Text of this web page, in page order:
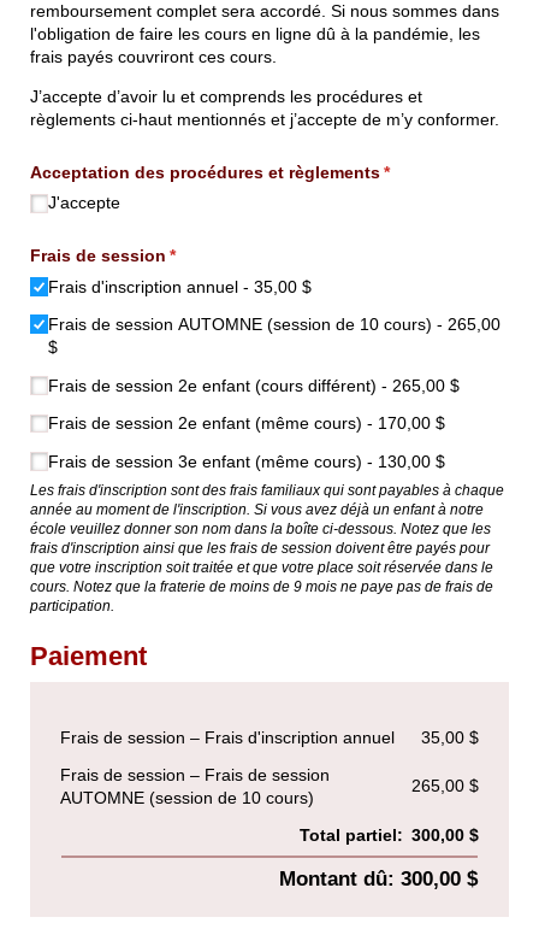
remboursement complet sera accordé. Si nous sommes dans
l'obligation de faire les cours en ligne dû à la pandémie, les
frais payés couvriront ces cours.
J’accepte d’avoir lu et comprends les procédures et
règlements ci-haut mentionnés et j’accepte de m’y conformer.
Acceptation des procédures et règlements*
(requis)
J'accepte
Frais de session *
(requis)
Frais d'inscription annuel
35,00 $
Frais de session AUTOMNE (session de 10 cours)
265,00
$
Frais de session 2e enfant (cours différent)
265,00 $
Frais de session 2e enfant (même cours)
170,00 $
Frais de session 3e enfant (même cours)
130,00 $
Les frais d'inscription sont des frais familiaux qui sont payables à chaque
année au moment de l'inscription. Si vous avez déjà un enfant à notre
école veuillez donner son nom dans la boîte ci-dessous. Notez que les
frais d'inscription ainsi que les frais de session doivent être payés pour
que votre inscription soit traitée et que votre place soit réservée dans le
cours. Notez que la fraterie de moins de 9 mois ne paye pas de frais de
participation.
Paiement
Frais de session Frais d'inscription annuel
35,00 $
Frais de session
Frais de session
AUTOMNE (session de 10 cours)
265,00 $
Total partiel: 300,00 $
Montant dû: 300,00 $